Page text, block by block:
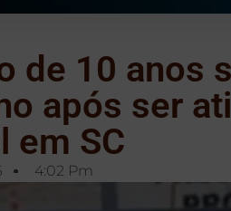
de 10 anos
após ser
em SC
4:02 Pm